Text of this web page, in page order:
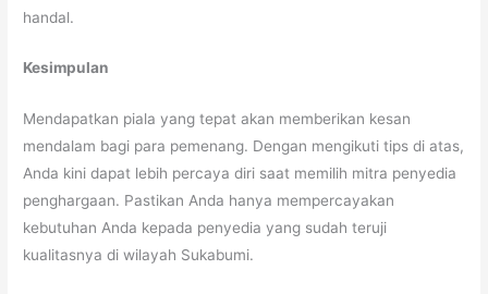
handal.
Kesimpulan
Mendapatkan piala yang tepat akan memberikan kesan
mendalam bagi para pemenang. Dengan mengikuti tips di atas,
Anda kini dapat lebih percaya diri saat memilih mitra penyedia
penghargaan. Pastikan Anda hanya mempercayakan
kebutuhan Anda kepada penyedia yang sudah teruji
kualitasnya di wilayah Sukabumi.